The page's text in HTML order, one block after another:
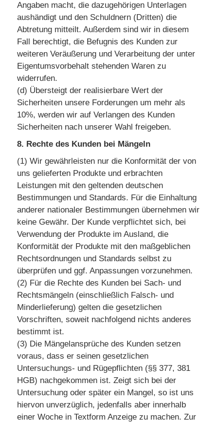
Angaben macht, die dazugehörigen Unterlagen
aushändigt und den Schuldnern (Dritten) die
Abtretung mitteilt. Außerdem sind wir in diesem
Fall berechtigt, die Befugnis des Kunden zur
weiteren Veräußerung und Verarbeitung der unter
Eigentumsvorbehalt stehenden Waren zu
widerrufen.
(d) Übersteigt der realisierbare Wert der
Sicherheiten unsere Forderungen um mehr als
10%, werden wir auf Verlangen des Kunden
Sicherheiten nach unserer Wahl freigeben.
8. Rechte des Kunden bei Mängeln
(1) Wir gewährleisten nur die Konformität der von
uns gelieferten Produkte und erbrachten
Leistungen mit den geltenden deutschen
Bestimmungen und Standards. Für die Einhaltung
anderer nationaler Bestimmungen übernehmen wir
keine Gewähr. Der Kunde verpflichtet sich, bei
Verwendung der Produkte im Ausland, die
Konformität der Produkte mit den maßgeblichen
Rechtsordnungen und Standards selbst zu
überprüfen und ggf. Anpassungen vorzunehmen.
(2) Für die Rechte des Kunden bei Sach- und
Rechtsmängeln (einschließlich Falsch- und
Minderlieferung) gelten die gesetzlichen
Vorschriften, soweit nachfolgend nichts anderes
bestimmt ist.
(3) Die Mängelansprüche des Kunden setzen
voraus, dass er seinen gesetzlichen
Untersuchungs- und Rügepflichten (§§ 377, 381
HGB) nachgekommen ist. Zeigt sich bei der
Untersuchung oder später ein Mangel, so ist uns
hiervon unverzüglich, jedenfalls aber innerhalb
einer Woche in Textform Anzeige zu machen. Zur